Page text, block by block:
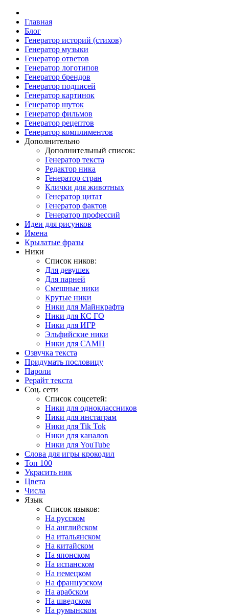
Главная
Блог
Генератор историй (стихов)
Генератор музыки
Генератор ответов
Генератор логотипов
Генератор брендов
Генератор подписей
Генератор картинок
Генератор шуток
Генератор фильмов
Генератор рецептов
Генератор комплиментов
Дополнительно
Дополнительный список:
Генератор текста
Редактор ника
Генератор стран
Клички для животных
Генератор цитат
Генератор фактов
Генератор профессий
Идеи для рисунков
Имена
Крылатые фразы
Ники
Список ников:
Для девушек
Для парней
Смешные ники
Крутые ники
Ники для Майнкрафта
Ники для КС ГО
Ники для ИГР
Эльфийские ники
Ники для САМП
Озвучка текста
Придумать пословицу
Пароли
Рерайт текста
Соц. сети
Список соцсетей:
Ники для одноклассников
Ники для инстаграм
Ники для Tik Tok
Ники для каналов
Ники для YouTube
Слова для игры крокодил
Топ 100
Украсить ник
Цвета
Числа
Язык
Список языков:
На русском
На английском
На итальянском
На китайском
На японском
На испанском
На немецком
На французском
На арабском
На шведском
На румынском